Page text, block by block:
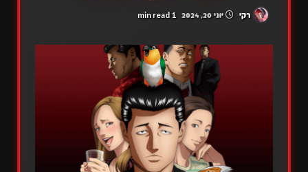
רקי יוני 20, 2024 1 min read